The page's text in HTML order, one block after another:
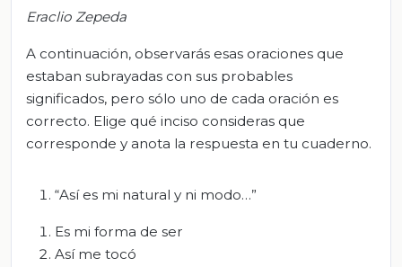
Eraclio Zepeda
A continuación, observarás esas oraciones que
estaban subrayadas con sus probables
significados, pero sólo uno de cada oración es
correcto. Elige qué inciso consideras que
corresponde y anota la respuesta en tu cuaderno.
“Así es mi natural y ni modo…”
Es mi forma de ser
Así me tocó